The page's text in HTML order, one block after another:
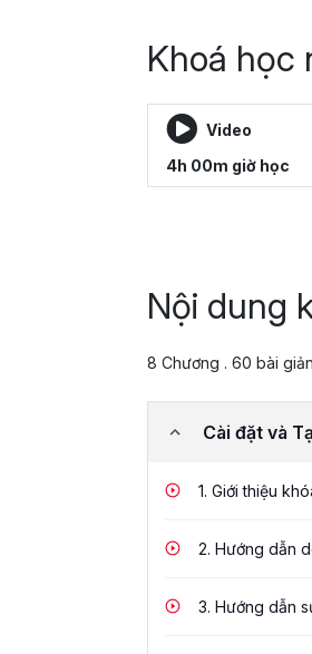
Khoá học
Video
4h 00m giờ học
Nội dung
8 Chương . 60 bài
Cài đặt và
1. Giới thiệu
2. Hướng dẫn
3. Hướng dẫn